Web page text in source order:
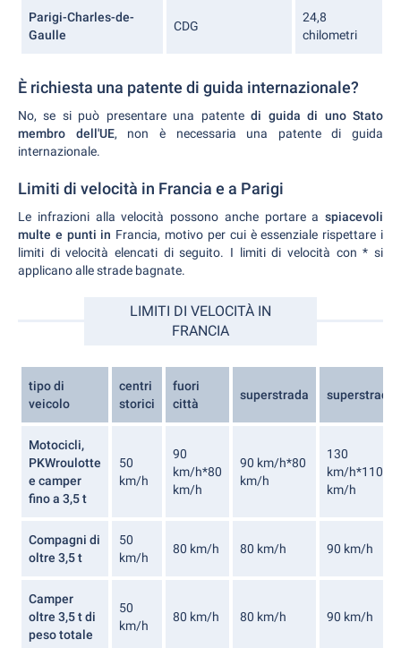
Parigi-Charles-de-
Gaulle
CDG
24,8
chilometri
È richiesta una patente di guida internazionale?
No, se si può presentare una patentedi guida di uno Stato
membro dell'UE, non è necessaria una patente di guida
internazionale.
Limiti di velocità in Francia e a Parigi
Le infrazioni alla velocità possono anche portare a spiacevoli
multe e punti in Francia, motivo per cui è essenziale rispettare i
limiti di velocità elencati di seguito. I limiti di velocità con * si
applicano alle strade bagnate.
LIMITI DI VELOCITÀ IN
FRANCIA
tipo di
veicolo
centri
storici
fuori
città
superstrada superstrada
Motocicli,
PKWroulotte
e camper
fino a 3,5 t
50
km/h
90
km/h*80
km/h
90 km/h*80
km/h
130
km/h*110
km/h
Compagni di
oltre 3,5 t
50
km/h
80 km/h 80 km/h 90 km/h
Camper
oltre 3,5 t di
peso totale
50
km/h
80 km/h 80 km/h 90 km/h